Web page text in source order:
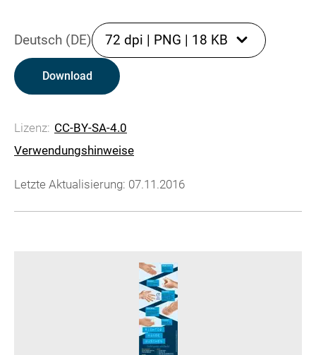
Deutsch (DE) 72 dpi | PNG | 18 KB
Download
Lizenz: CC-BY-SA-4.0
Verwendungshinweise
Letzte Aktualisierung: 07.11.2016